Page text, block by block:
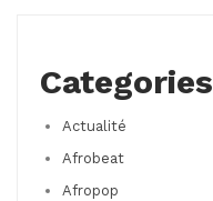
Categories
Actualité
Afrobeat
Afropop